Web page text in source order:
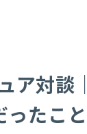
対談
たこと